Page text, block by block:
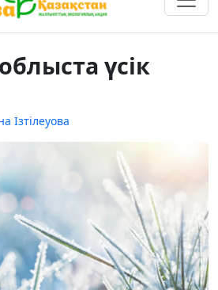
үсік
Ізтілеуова